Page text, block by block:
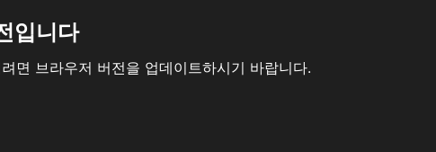
입니다
면 브라우저 버전을 업데이트하시기 바랍니다.